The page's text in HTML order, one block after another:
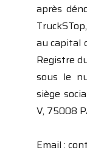
après
au capital
Registre
sous le
siège
V, 75008
Email :